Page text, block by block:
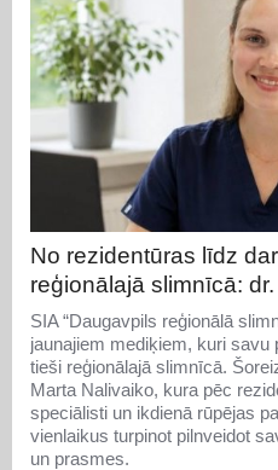
No rezidentūras līdz
reģionālajā slimnīcā:
SIA “Daugavpils reģionālā
jaunajiem mediķiem, kuri savu
tieši reģionālajā slimnīcā.
Marta Nalivaiko, kura pēc
speciālisti un ikdienā rūpējas
vienlaikus turpinot pilnveidot
un prasmes.